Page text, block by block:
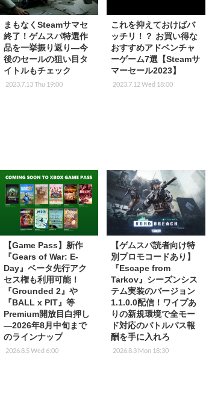
まもなくSteamサマセ
終了！ゲムスパ特選作
品を一挙振り返り―今
後のセールの狙い目タ
イトルもチェック
2023.7.13 Thu 19:00
これを抑えておけばバ
ッチリ！？ お買い得な
おすすめアドベンチャ
ーゲーム7選【Steamサ
マーセール2023】
2023.7.12 Wed 18:00
【Game Pass】新作
『Gears of War: E-
Day』ベータ先行アク
セス権も利用可能！
『Grounded 2』や
『BALL x PIT』等
Premium開放目白押し
―2026年8月中旬まで
のラインナップ
2026.8.5 Wed 6:00
【ゲムスパ読者向け特
別プロモコードあり】
『Escape from
Tarkov』シーズンシス
テム実装のバージョン
1.1.0.0配信！ワイプあ
りの新規環境で全モー
ド対応のバトルパス報
酬を手に入れろ
2026.8.3 Mon 18:30